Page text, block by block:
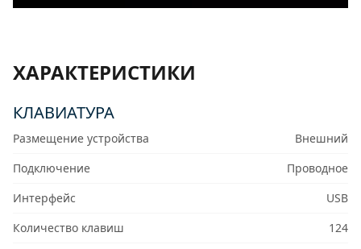
ХАРАКТЕРИСТИКИ
КЛАВИАТУРА
Размещение устройства
Внешний
Подключение
Проводное
Интерфейс
USB
Количество клавиш
124